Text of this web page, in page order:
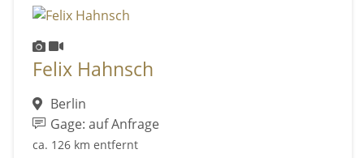
Felix Hahnsch
Berlin
Gage: auf Anfrage
ca. 126 km entfernt